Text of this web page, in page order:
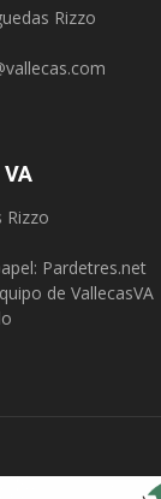
Rizzo
VA
Rizzo
Pardetres.net
de VallecasVA